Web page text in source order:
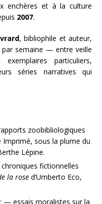
enchères et à la culture
2007.
, bibliophile et auteur,
semaine — entre veille
particuliers,
séries narratives qui
zoobibliologiques
Imprimé, sous la plume du
Lépine.
fictionnelles
la rose d’Umberto Eco,
— essais moralistes sur la